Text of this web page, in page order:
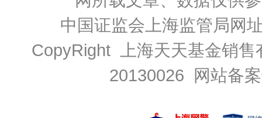
中国证监会上海监管局网
CopyRight 上海天天基金销
20130026 网站备